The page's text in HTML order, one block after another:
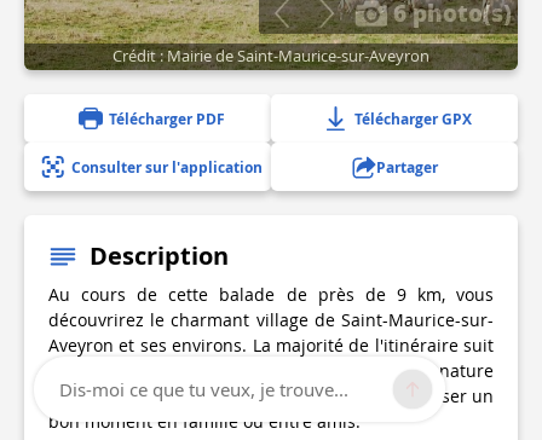
6 photo(s)
Crédit : Mairie de Saint-Maurice-sur-Aveyron
Télécharger PDF Télécharger GPX
Consulter sur l'application Partager
Description
Au cours de cette balade de près de 9 km, vous
découvrirez le charmant village de Saint-Maurice-sur-
Aveyron et ses environs. La majorité de l'itinéraire suit
le cours d'eau de l'Aveyron, qui regorge d'une nature
luxuriante, offrant ainsi un cadre idéal pour passer un
bon moment en famille ou entre amis.
Dis-moi ce que tu veux, je trouve...